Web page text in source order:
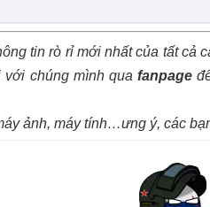
tin rò rỉ mới nhất của tất cả
với chúng mình quafanpage
ảnh, máy tính…ưng ý, các